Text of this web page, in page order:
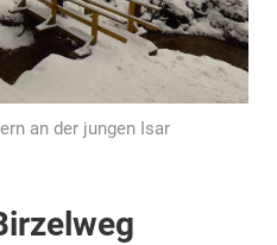
an der jungen Isar